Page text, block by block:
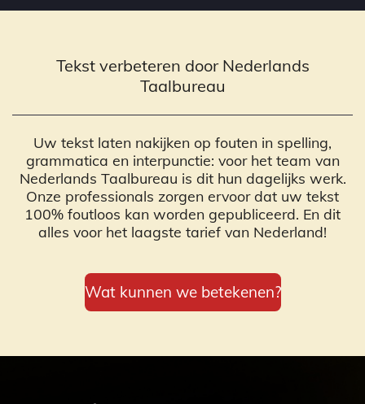
Tekst verbeteren door Nederlands
Taalbureau
Uw tekst laten nakijken op fouten in spelling,
grammatica en interpunctie: voor het team van
Nederlands Taalbureau is dit hun dagelijks werk.
Onze professionals zorgen ervoor dat uw tekst
100% foutloos kan worden gepubliceerd. En dit
alles voor het laagste tarief van Nederland!
Wat kunnen we betekenen?